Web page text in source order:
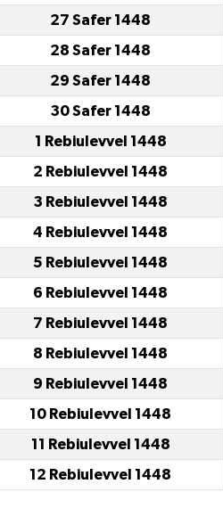
27 Safer 1448
28 Safer 1448
29 Safer 1448
30 Safer 1448
1 Rebiulevvel 1448
2 Rebiulevvel 1448
3 Rebiulevvel 1448
4 Rebiulevvel 1448
5 Rebiulevvel 1448
6 Rebiulevvel 1448
7 Rebiulevvel 1448
8 Rebiulevvel 1448
9 Rebiulevvel 1448
10 Rebiulevvel 1448
11 Rebiulevvel 1448
12 Rebiulevvel 1448